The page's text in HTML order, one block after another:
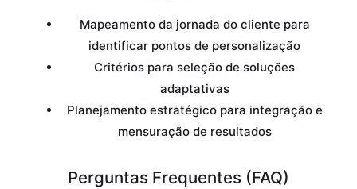
Mapeamento da jornada do cliente para
identificar pontos de personalização
Critérios para seleção de soluções
adaptativas
Planejamento estratégico para integração e
mensuração de resultados
Perguntas Frequentes (FAQ)